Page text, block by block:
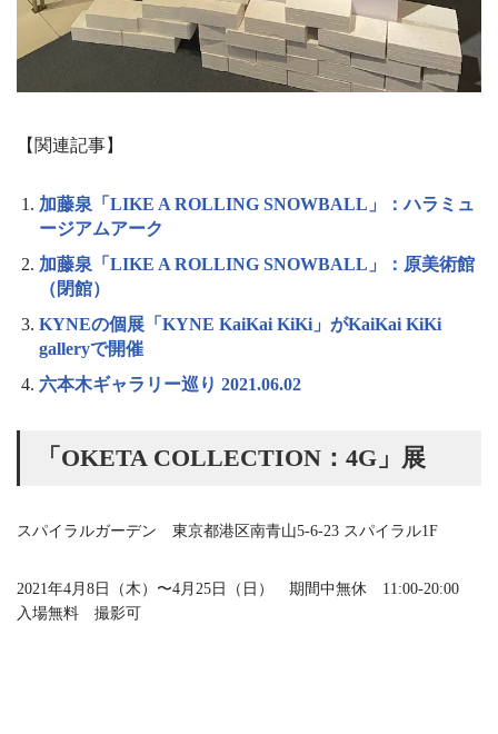
【関連記事】
加藤泉「LIKE A ROLLING SNOWBALL」：ハラミュ
ージアムアーク
加藤泉「LIKE A ROLLING SNOWBALL」：原美術館
（閉館）
KYNEの個展「KYNE KaiKai KiKi」がKaiKai KiKi
galleryで開催
六本木ギャラリー巡り 2021.06.02
「OKETA COLLECTION：4G」展
スパイラルガーデン 東京都港区南青山5-6-23 スパイラル1F
2021年4月8日（木）〜4月25日（日） 期間中無休 11:00-20:00
入場無料 撮影可